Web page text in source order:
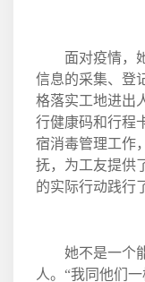
面对疫情，
信息的采集、登
格落实工地进出
行健康码和行程
宿消毒管理工作
抚，为工友提供
的实际行动践行
她不是一个
人。“我同他们